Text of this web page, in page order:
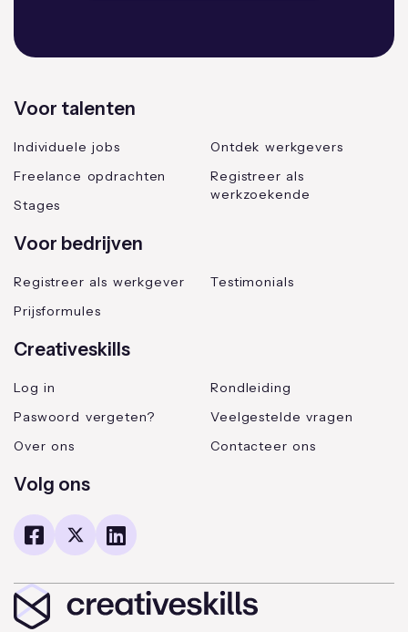
Voor talenten
Individuele jobs
Freelance opdrachten
Stages
Ontdek werkgevers
Registreer als
werkzoekende
Voor bedrijven
Registreer als werkgever
Prijsformules
Testimonials
Creativeskills
Log in
Paswoord vergeten?
Over ons
Rondleiding
Veelgestelde vragen
Contacteer ons
Volg ons